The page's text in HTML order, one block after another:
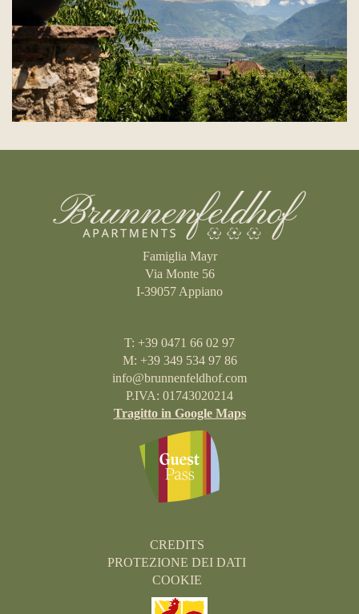
Famiglia Mayr
Via Monte 56
I-39057 Appiano
T: +39 0471 66 02 97
M: +39 349 534 97 86
info@brunnenfeldhof.com
P.IVA: 01743020214
Tragitto in Google Maps
CREDITS
PROTEZIONE DEI DATI
COOKIE